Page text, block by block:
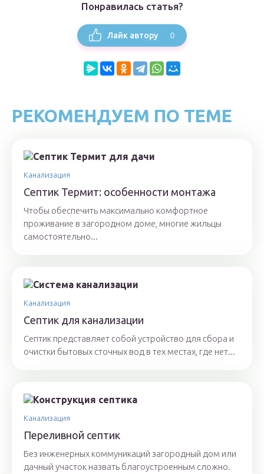
Понравилась статья?
Лайк автору 0
РЕКОМЕНДУЕМ ПО ТЕМЕ
Канализация
Септик Термит: особенности монтажа
Чтобы обеспечить максимально комфортное
проживание в загородном доме, многие жильцы
самостоятельно...
Канализация
Септик для канализации
Септик представляет собой устройство для сбора и
очистки бытовых сточных вод в тех местах, где нет...
Канализация
Переливной септик
Без инженерных коммуникаций загородный дом или
дачный участок назвать благоустроенным сложно.